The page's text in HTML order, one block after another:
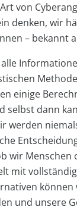
von
denken, wir
– bekannt
einige
selbst dann
werden
wir Menschen
mit
und unsere